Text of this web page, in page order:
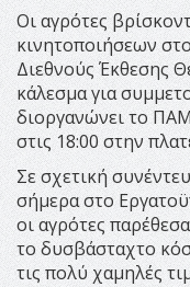
Οι αγρότες
κινητοποιήσεων
Διεθνούς Έκθεσης
κάλεσμα για
διοργανώνει το
στις 18:00 στην
Σε σχετική
σήμερα στο
οι αγρότες
το δυσβάσταχτο
τις πολύ χαμηλές